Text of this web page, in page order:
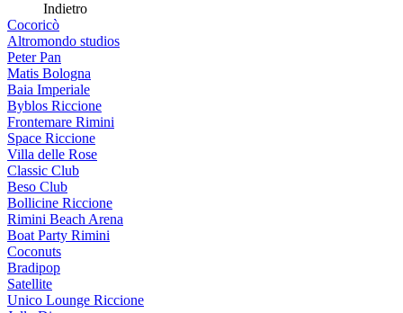
Indietro
Cocoricò
Altromondo studios
Peter Pan
Matis Bologna
Baia Imperiale
Byblos Riccione
Frontemare Rimini
Space Riccione
Villa delle Rose
Classic Club
Beso Club
Bollicine Riccione
Rimini Beach Arena
Boat Party Rimini
Coconuts
Bradipop
Satellite
Unico Lounge Riccione